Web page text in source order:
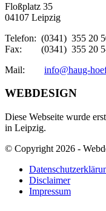
Floßplatz 35
04107 Leipzig
Telefon: (0341) 355 20
Fax: (0341) 355 20
Mail: info@haug-
WEBDESIGN
Diese Webseite wurde
in Leipzig.
© Copyright 2026 -
Disclaimer
Impressum